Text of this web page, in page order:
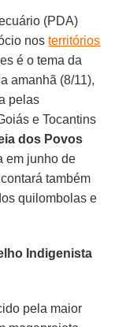
(PDA)
nosterritórios
é o tema da
amanhã (8/11),
pelas
e Tocantins
dos Povos
em junho de
também
quilombolas e
Indigenista
pela maior